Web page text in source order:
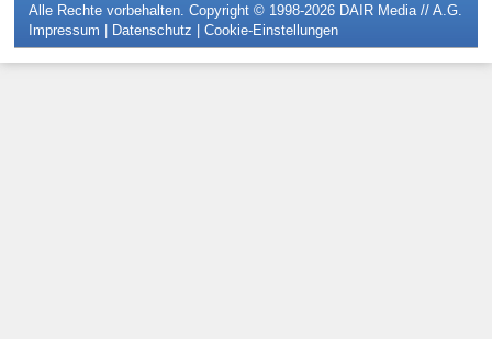
Alle Rechte vorbehalten. Copyright © 1998-2026 DAIR Media // A.G.
Impressum | Datenschutz | Cookie-Einstellungen